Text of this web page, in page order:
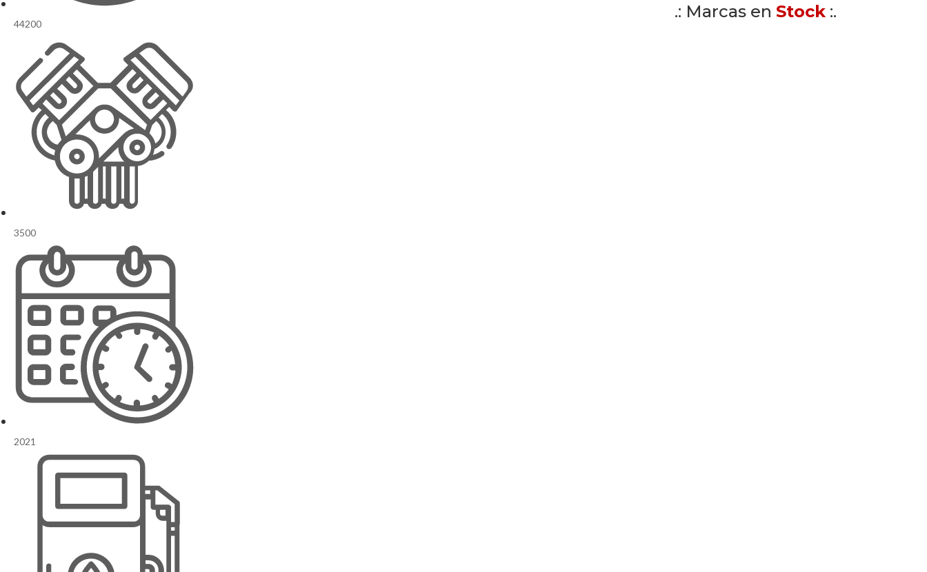
44200
3500
2021
.: Marcas en Stock:.